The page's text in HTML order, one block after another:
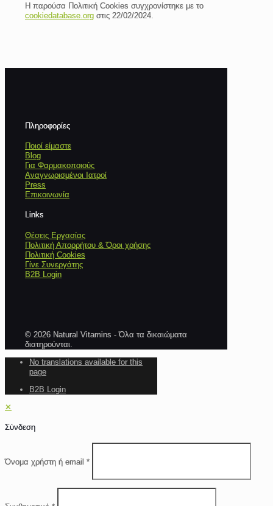
Η παρούσα Πολιτική Cookies συγχρονίστηκε με το
cookiedatabase.org στις 22/02/2024.
Πληροφορίες
Ποιοί είμαστε
Blog
Για Φαρμακοποιούς
Αναγνωρισμένοι Ιατροί
Press
Επικοινωνία
Links
Θέσεις Εργασίας
Πολιτική Απορρήτου & Όροι χρήσης
Πολιτική Cookies
Γίνε Συνεργάτης
B2B Login
© 2026 Natural Vitamins - Όλα τα δικαιώματα
διατηρούνται.
No translations available for this
page
B2B Login
✕
Σύνδεση
Όνομα χρήστη ή email *